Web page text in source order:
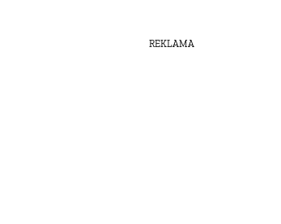
REKLAMA